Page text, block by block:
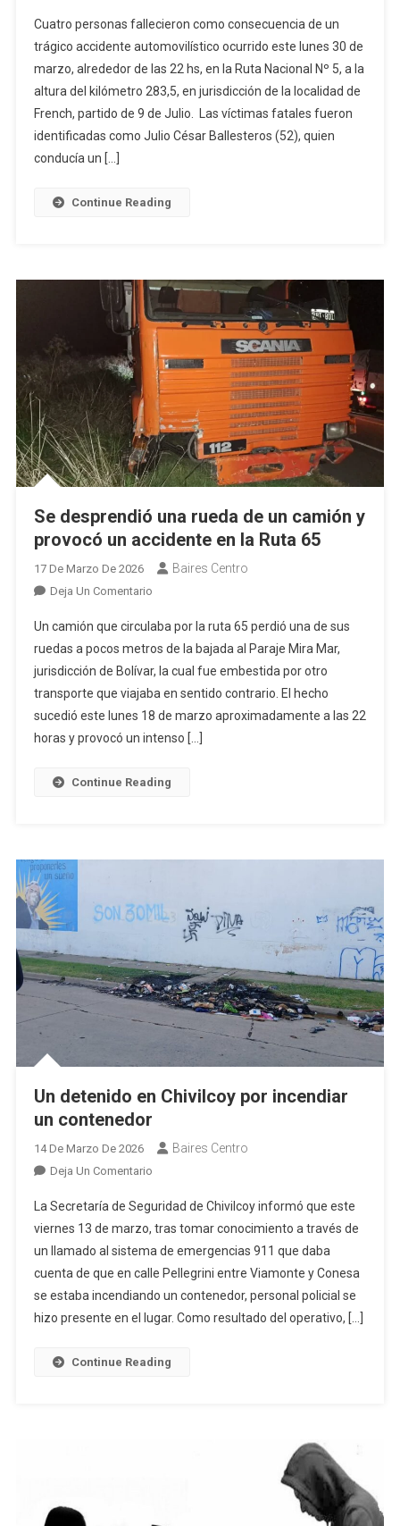
Víctimas
Fatales
En
Un
Accidente
En
Cuatro personas fallecieron como consecuencia de un
trágico accidente automovilístico ocurrido este lunes 30 de
marzo, alrededor de las 22 hs, en la Ruta Nacional Nº 5, a la
altura del kilómetro 283,5, en jurisdicción de la localidad de
French, partido de 9 de Julio. Las víctimas fatales fueron
identificadas como Julio César Ballesteros (52), quien
conducía un […]
Continue Reading
Se desprendió una rueda de un camión y
provocó un accidente en la Ruta 65
17 De Marzo De 2026 Baires Centro
Deja Un ComentarioEn
Desprendió
Una
Rueda
De
Un
Camión
Provocó
La
Un camión que circulaba por la ruta 65 perdió una de sus
ruedas a pocos metros de la bajada al Paraje Mira Mar,
jurisdicción de Bolívar, la cual fue embestida por otro
transporte que viajaba en sentido contrario. El hecho
sucedió este lunes 18 de marzo aproximadamente a las 22
horas y provocó un intenso […]
Continue Reading
Un detenido en Chivilcoy por incendiar
un contenedor
14 De Marzo De 2026 Baires Centro
Deja Un ComentarioEn
Detenido
En
Chivilcoy
Por
Incendiar
Un
La Secretaría de Seguridad de Chivilcoy informó que este
viernes 13 de marzo, tras tomar conocimiento a través de
un llamado al sistema de emergencias 911 que daba
cuenta de que en calle Pellegrini entre Viamonte y Conesa
se estaba incendiando un contenedor, personal policial se
hizo presente en el lugar. Como resultado del operativo, […]
Continue Reading